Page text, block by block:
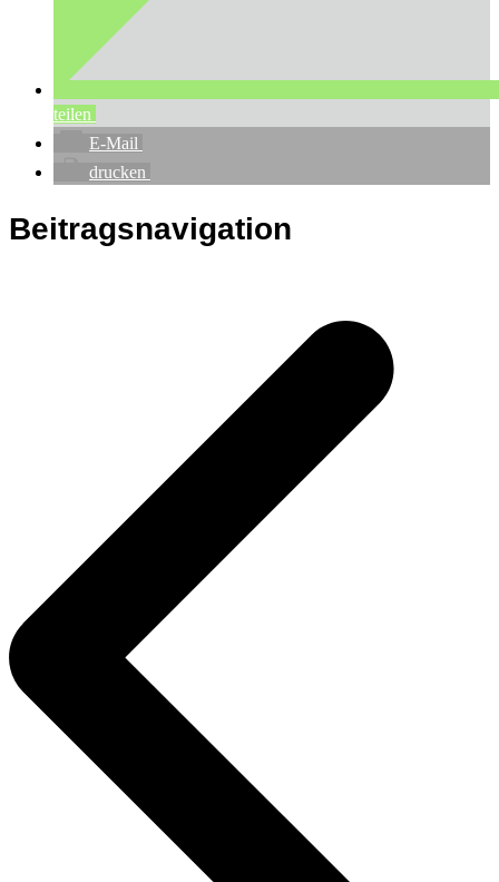
teilen
E-Mail
drucken
Beitragsnavigation